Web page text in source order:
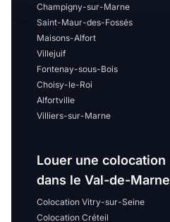
Champigny-sur-Marne
Saint-Maur-des-Fossés
Maisons-Alfort
Villejuif
Fontenay-sous-Bois
Choisy-le-Roi
Alfortville
Villiers-sur-Marne
Louer une colocation
dans le Val-de-Marne
Colocation Vitry-sur-Seine
Colocation Créteil